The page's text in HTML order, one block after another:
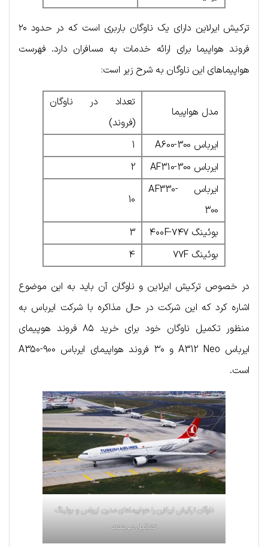
ترکیش ایرلاین دارای یک ناوگان باربری است که در حدود ۲۰
فروند هواپیما برای ارائه خدمات به مسافران دارد. فهرست
هواپیماهای این ناوگان به شرح زیر است:
مدل هواپیما
تعداد در ناوگان
(فروند)
ایرباس A600-300
1
ایرباس AF310-300
2
ایرباس AF330-
300
10
بوئینگ ۷۴۷-۴۰۰F
3
بوئینگ ۷۷F
4
در خصوص ترکیش ایرلاین و ناوگان آن باید به این موضوع
اشاره کرد که این شرکت در حال مذاکره با شرکت ایرباس به
منظور تکمیل ناوگان خود برای خرید ۸۵ فروند هوپیمای
ایرباس A312 Neo و ۳۰ فروند هواپیمای ایرباس A350-900
است.
ناوگان ترکیش ایرلاین را هواپیماهای مدرن ایرباس و بوئینگ
تشکیل می‌دهند